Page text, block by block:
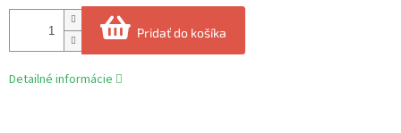
Pridať do košíka
Detailné informácie